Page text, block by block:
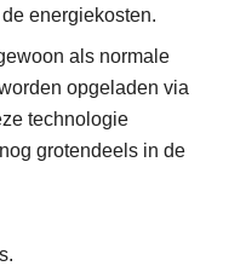
energiekosten.
als normale
opgeladen via
technologie
grotendeels in de